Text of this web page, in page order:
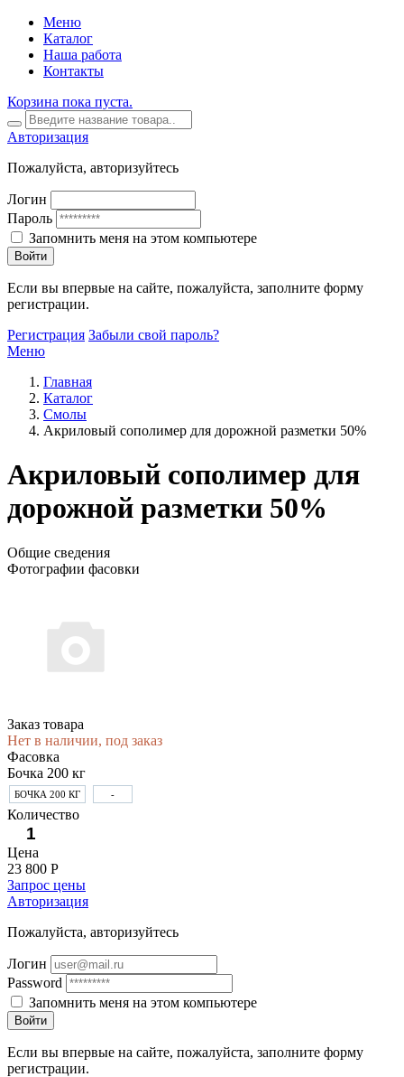
Меню
Каталог
Наша работа
Контакты
Корзина пока пуста.
Авторизация
Пожалуйста, авторизуйтесь
Логин
Пароль
Запомнить меня на этом компьютере
Войти
Если вы впервые на сайте, пожалуйста, заполните форму
регистрации.
Регистрация Забыли свой пароль?
Меню
Главная
Каталог
Смолы
Акриловый сополимер для дорожной разметки 50%
Акриловый сополимер для
дорожной разметки 50%
Общие сведения
Фотографии фасовки
Заказ товара
Нет в наличии, под заказ
Фасовка
Бочка 200 кг
БОЧКА 200 КГ -
Количество
Цена
23 800 Р
Запрос цены
Авторизация
Пожалуйста, авторизуйтесь
Логин
Password
Запомнить меня на этом компьютере
Войти
Если вы впервые на сайте, пожалуйста, заполните форму
регистрации.